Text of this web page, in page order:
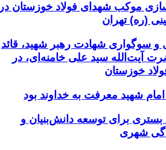
موکب شهدای فولاد خوزستان در
(ره) تهران
شهادت رهبر شهید، قائد
آیت‌الله سید علی خامنه‌ای، در
خوزستان
شهید معرفت به خداوند بود
برای توسعه دانش‌بنیان و
شهری